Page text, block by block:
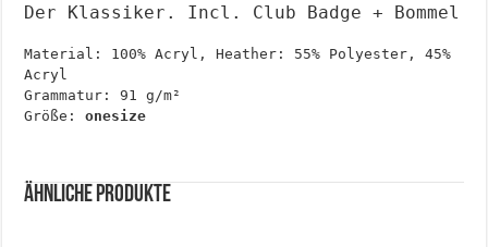
Der Klassiker. Incl. Club Badge + Bommel
Material: 100% Acryl, Heather: 55% Polyester, 45%
Acryl
Grammatur: 91 g/m²
Größe:onesize
Ähnliche Produkte